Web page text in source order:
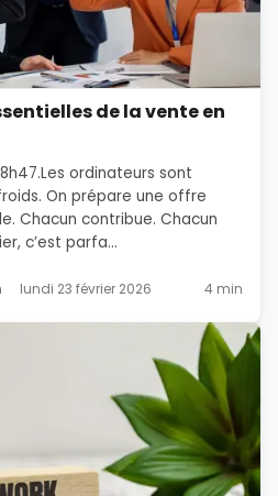
de la vente en
ordinateurs sont
On prépare une offre
Chacun contribue. Chacun
c’est parfa...
lundi 23 février 2026 4 min